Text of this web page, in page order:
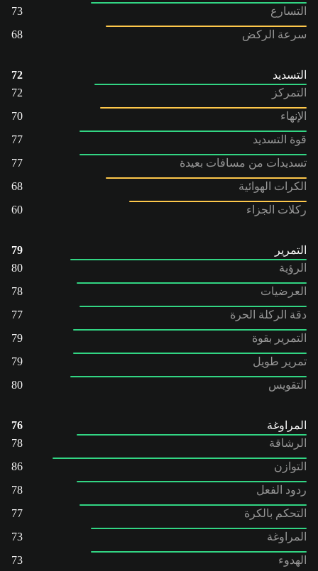
التسارع
73
سرعة الركض
68
التسديد
72
التمركز
72
الإنهاء
70
قوة التسديد
77
تسديدات من مسافات بعيدة
77
الكرات الهوائية
68
ركلات الجزاء
60
التمرير
79
الرؤية
80
العرضيات
78
دقة الركلة الحرة
77
التمرير بقوة
79
تمرير طويل
79
التقويس
80
المراوغة
76
الرشاقة
78
التوازن
86
ردود الفعل
78
التحكم بالكرة
77
المراوغة
73
الهدوء
73